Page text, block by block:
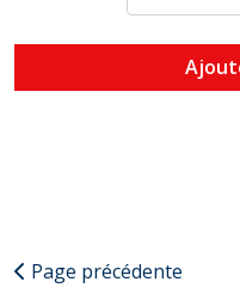
Page précédente